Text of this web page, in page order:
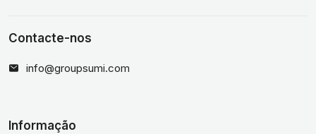
Contacte-nos
info@groupsumi.com
Informação